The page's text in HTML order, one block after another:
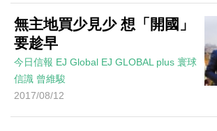
無主地買少見少 想「開國」
要趁早
今日信報 EJ Global EJ GLOBAL plus 寰球
信識 曾維駿
2017/08/12